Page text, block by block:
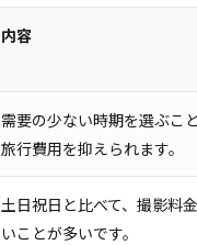
内容
需要の少ない時期を選ぶこ
旅行費用を抑えられます。
土日祝日と比べて、撮影料
いことが多いです。